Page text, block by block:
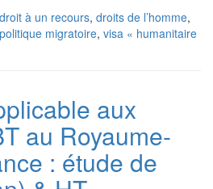
droit à un recours, droits de l’homme,
politique migratoire, visa « humanitaire
aux
au Royaume-
: étude de